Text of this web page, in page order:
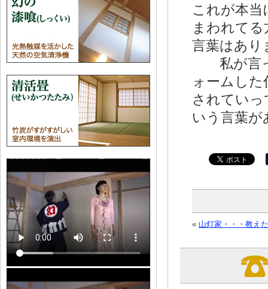
これが本当
まわれて
言葉はあり
私が言っ
ォームし
されてい
いう言葉が
« 山灯家・・・教え